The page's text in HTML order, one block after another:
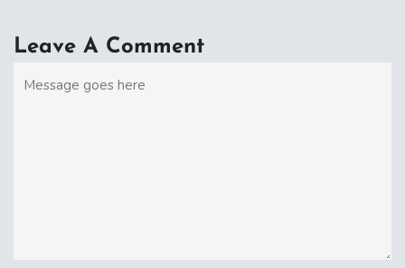
Leave A Comment